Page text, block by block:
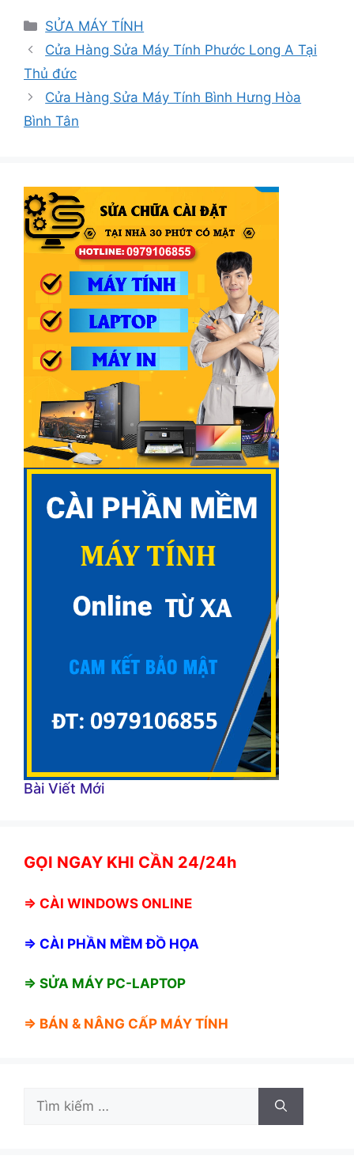
Danh
mục
SỬA MÁY TÍNH
Cửa Hàng Sửa Máy Tính Phước Long A Tại
Thủ đức
Cửa Hàng Sửa Máy Tính Bình Hưng Hòa
Bình Tân
Bài Viết Mới
GỌI NGAY KHI CẦN 24/24h
⇒ CÀI WINDOWS ONLINE
⇒ CÀI PHẦN MỀM ĐỒ HỌA
⇒ SỬA MÁY PC-LAPTOP
⇒ BÁN & NÂNG CẤP MÁY TÍNH
Tìm
kiếm